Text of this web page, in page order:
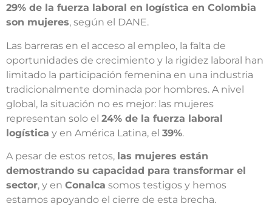
29% de la fuerza laboral en logística en Colombia
son mujeres, según el DANE.
Las barreras en el acceso al empleo, la falta de
oportunidades de crecimiento y la rigidez laboral han
limitado la participación femenina en una industria
tradicionalmente dominada por hombres. A nivel
global, la situación no es mejor: las mujeres
representan solo el 24% de la fuerza laboral
logística y en América Latina, el 39%.
A pesar de estos retos, las mujeres están
demostrando su capacidad para transformar el
sector, y en Conalca somos testigos y hemos
estamos apoyando el cierre de esta brecha.